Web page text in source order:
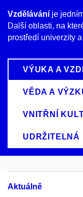
Vzdělávání je
Další oblasti, na
prostředí univerzity
VÝUKA A
VĚDA A
VNITŘNÍ
UDRŽITELNÁ
Aktuálně